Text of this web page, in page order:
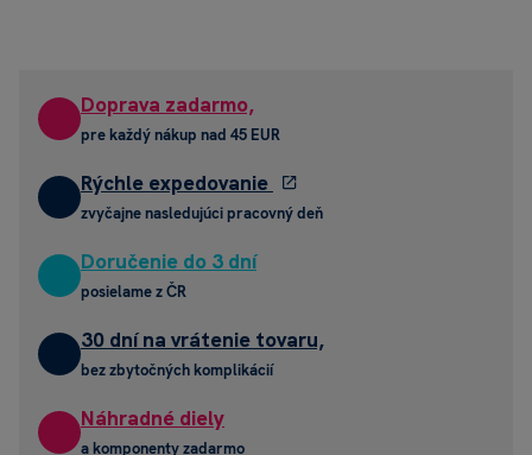
Doprava zadarmo,
pre každý nákup nad 45 EUR
Rýchle expedovanie
zvyčajne nasledujúci pracovný deň
Doručenie do 3 dní
posielame z ČR
30 dní na vrátenie tovaru,
bez zbytočných komplikácií
Náhradné diely
a komponenty zadarmo